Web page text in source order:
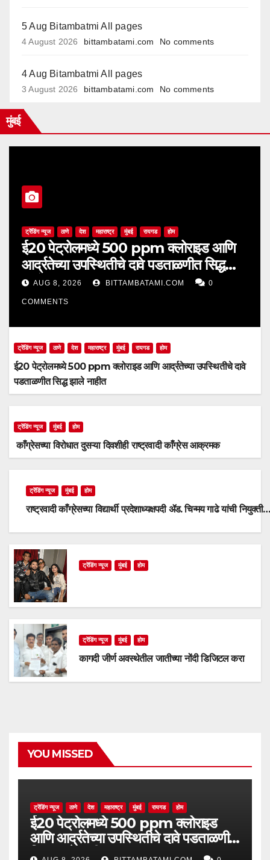
5 Aug Bitambatmi All pages
4 August 2026 bittambatami.com No comments
4 Aug Bitambatmi All pages
3 August 2026 bittambatami.com No comments
मुंबई
ट्रेंडिंग न्यूज ठाणे देश महाराष्ट्र मुंबई रायगड होम
ई20 पेट्रोलमध्ये 500 ppm क्लोराइड आणि
आर्द्रतेच्या उपस्थितीचे दावे पडताळणीत सिद्ध
झाले नाहीत
AUG 8, 2026 BITTAMBATAMI.COM 0
COMMENTS
ट्रेंडिंग न्यूज ठाणे देश महाराष्ट्र मुंबई रायगड होम
ई20 पेट्रोलमध्ये 500 ppm क्लोराइड आणि आर्द्रतेच्या उपस्थितीचे दावे
पडताळणीत सिद्ध झाले नाहीत
ट्रेंडिंग न्यूज मुंबई होम
काँग्रेसच्या विरोधात दुसऱ्या दिवशीही राष्ट्रवादी काँग्रेस आक्रमक
ट्रेंडिंग न्यूज मुंबई होम
राष्ट्रवादी काँग्रेसच्या विद्यार्थी प्रदेशाध्यक्षपदी ॲड. चिन्मय गाढे यांची नियुक्ती…
ट्रेंडिंग न्यूज मुंबई होम
ट्रेंडिंग न्यूज मुंबई होम
कागदी जीर्ण अवस्थेतील जातीच्या नोंदी डिजिटल करा
YOU MISSED
ट्रेंडिंग न्यूज ठाणे देश महाराष्ट्र मुंबई रायगड होम
ई20 पेट्रोलमध्ये 500 ppm क्लोराइड
आणि आर्द्रतेच्या उपस्थितीचे दावे पडताळणीत
सिद्ध झाले नाहीत